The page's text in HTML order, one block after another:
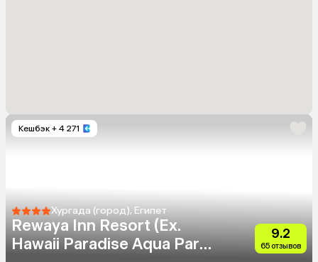
Кешбэк + 4 271
Хургада (город), Египет
Rewaya Inn Resort (Ex.
Hawaii Paradise Aqua Park
9.2
65 отзывов